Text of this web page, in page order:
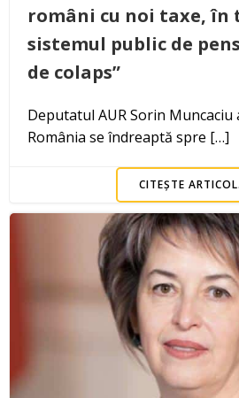
români cu noi taxe, în
sistemul public de
de colaps”
Deputatul AUR Sorin Muncaciu
România se îndreaptă spre […]
CITEȘTE